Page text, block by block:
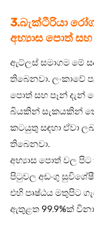
3.බැක්ටීරියා
අහ්‍යාස පොත්
ඇට්ලස් සමාගම මේ
තිබෙනවා. ලංකාවේ
පොත් සහ පෑන් දැන්
බියකින් සැකයකින්
කටයුතු සඳහා ඒවා
තිබෙනවා.
අභ්‍යාස පොත් වල
පිටුවල අඩංගු
එහි පෘෂ්ඨය මතුපිට
ඇතුළත 99.9%ක්